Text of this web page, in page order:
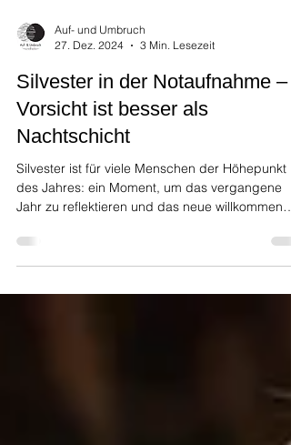
Auf- und Umbruch
27. Dez. 2024
3 Min. Lesezeit
Vorsicht ist besser als
Nachtschicht
Silvester ist für viele Menschen der Höhepunkt
zu...